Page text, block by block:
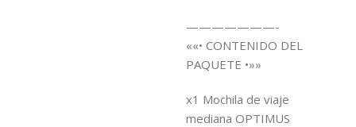
———————-
««• CONTENIDO DEL
PAQUETE •»»
x1 Mochila de viaje
mediana OPTIMUS